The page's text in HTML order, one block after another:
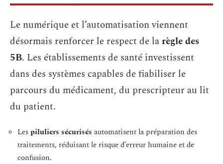
Le numérique et l’automatisation viennent
désormais renforcer le respect de larègle des
5B. Les établissements de santé investissent
dans des systèmes capables de fiabiliser le
parcours du médicament, du prescripteur au lit
du patient.
Lespiluliers sécurisés automatisent la préparation des
traitements, réduisant le risque d’erreur humaine et de
confusion.